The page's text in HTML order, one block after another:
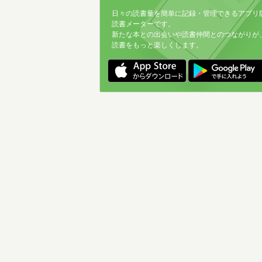
日々の読書量を簡単に記録・管理できるアプリ
読書メーターです。
新たな本との出会いや読書仲間とのつながりが
読書をもっと楽しくします。